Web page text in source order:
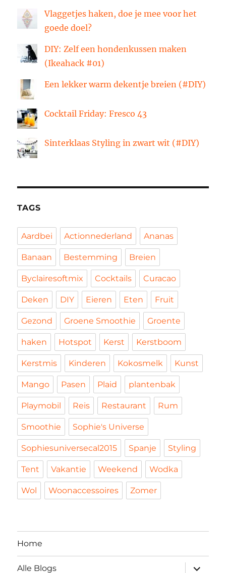
Vlaggetjes haken, doe je mee voor het
goede doel?
DIY: Zelf een hondenkussen maken
(Ikeahack #01)
Een lekker warm dekentje breien (#DIY)
Cocktail Friday: Fresco 43
Sinterklaas Styling in zwart wit (#DIY)
TAGS
Aardbei Actionnederland Ananas
Banaan Bestemming Breien
Byclairesoftmix Cocktails Curacao
Deken DIY Eieren Eten Fruit
Gezond Groene Smoothie Groente
haken Hotspot Kerst Kerstboom
Kerstmis Kinderen Kokosmelk Kunst
Mango Pasen Plaid plantenbak
Playmobil Reis Restaurant Rum
Smoothie Sophie's Universe
Sophiesuniversecal2015 Spanje Styling
Tent Vakantie Weekend Wodka
Wol Woonaccessoires Zomer
Home
Alle Blogs